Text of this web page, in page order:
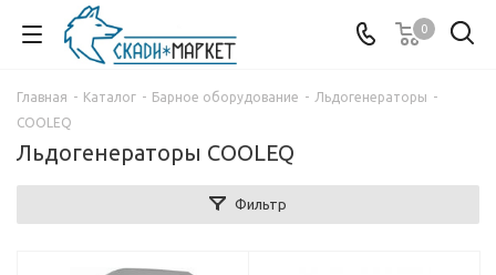
0
Главная - Каталог - Барное оборудование - Льдогенераторы -
COOLEQ
Льдогенераторы COOLEQ
Фильтр